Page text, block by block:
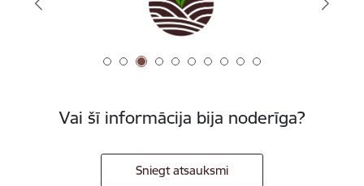
Vai šī informācija bija noderīga?
Sniegt atsauksmi